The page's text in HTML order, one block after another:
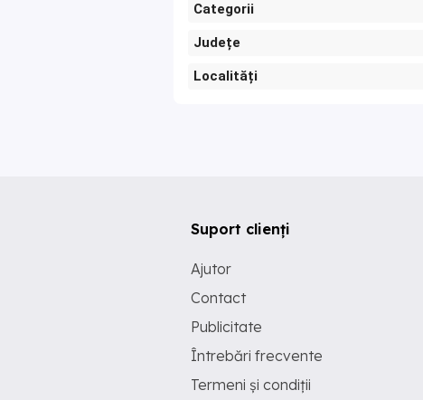
Categorii
Județe
Localități
Suport clienți
Ajutor
Contact
Publicitate
Întrebări frecvente
Termeni și condiții